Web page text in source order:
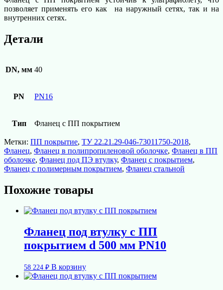
позволяет применять его как на наружный сетях, так и на
внутренних сетях.
Детали
DN, мм 40
PN PN16
Тип Фланец с ПП покрытием
Метки: ПП покрытие, ТУ 22.21.29-046-73011750-2018,
Фланец, Фланец в полипропиленовой оболочке, Фланец в ПП
оболочке, Фланец под ПЭ втулку, Фланец с покрытием,
Фланец с полимерным покрытием, Фланец стальной
Похожие товары
Фланец под втулку с ПП
покрытием d 500 мм PN10
58 224 ₽ В корзину